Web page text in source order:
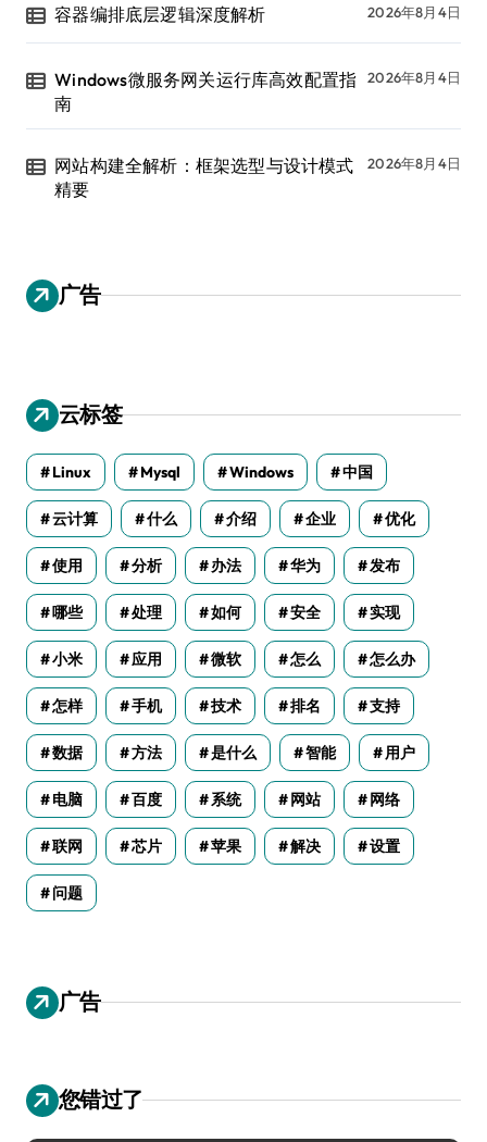
容器编排底层逻辑深度解析 2026年8月4日
Windows微服务网关运行库高效配置指
南
2026年8月4日
网站构建全解析：框架选型与设计模式
精要
2026年8月4日
广告
云标签
Linux Mysql Windows 中国
云计算 什么 介绍 企业 优化
使用 分析 办法 华为 发布
哪些 处理 如何 安全 实现
小米 应用 微软 怎么 怎么办
怎样 手机 技术 排名 支持
数据 方法 是什么 智能 用户
电脑 百度 系统 网站 网络
联网 芯片 苹果 解决 设置
问题
广告
您错过了